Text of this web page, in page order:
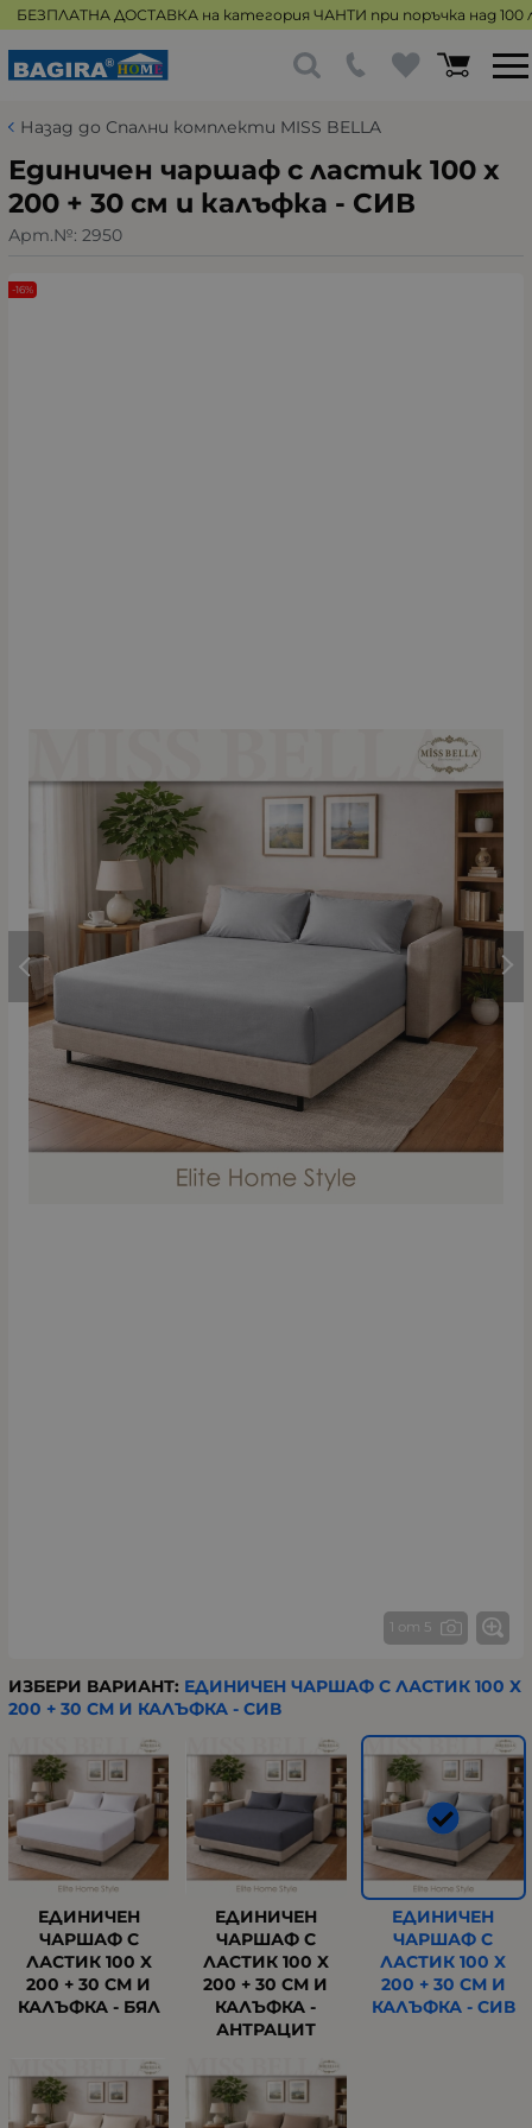
БЕЗПЛАТНА ДОСТАВКА на категория ЧАНТИ при поръчка над 100
Назад до Спални комплекти MISS BELLA
Единичен чаршаф с ластик 100 x
200 + 30 см и калъфка - СИВ
Арт.№: 2950
1 от 5
-16%
ИЗБЕРИ ВАРИАНТ: ЕДИНИЧЕН ЧАРШАФ С ЛАСТИК 100 X
200 + 30 СМ И КАЛЪФКА - СИВ
ЕДИНИЧЕН
ЧАРШАФ С
ЛАСТИК 100 X
200 + 30 СМ И
КАЛЪФКА - БЯЛ
ЕДИНИЧЕН
ЧАРШАФ С
ЛАСТИК 100 X
200 + 30 СМ И
КАЛЪФКА -
АНТРАЦИТ
ЕДИНИЧЕН
ЧАРШАФ С
ЛАСТИК 100 X
200 + 30 СМ И
КАЛЪФКА - СИВ